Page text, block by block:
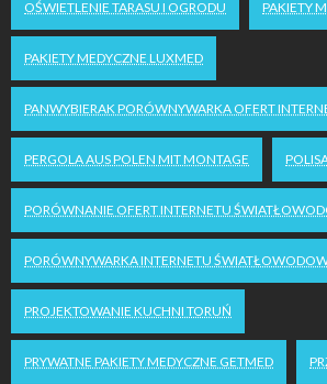
OŚWIETLENIE TARASU I OGRODU PAKIETY
PAKIETY MEDYCZNE LUXMED
PANWYBIERAK PORÓWNYWARKA OFERT
PERGOLA AUS POLEN MIT MONTAGE
PORÓWNANIE OFERT INTERNETU
PORÓWNYWARKA INTERNETU
PROJEKTOWANIE KUCHNI TORUŃ
PRYWATNE PAKIETY MEDYCZNE GETMED